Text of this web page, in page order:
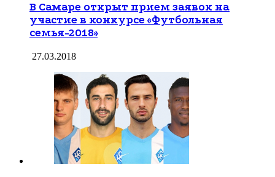
В Самаре открыт прием заявок на
участие в конкурсе «Футбольная
семья-2018»
27.03.2018